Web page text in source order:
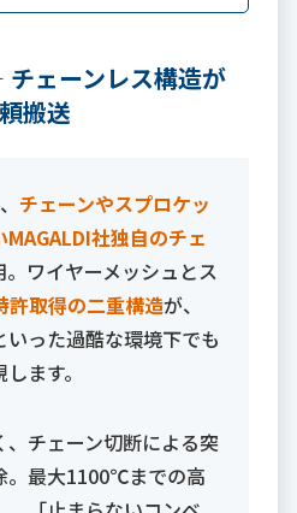
ェーンレス構造が
搬送
チェーンやスプロケッ
社独自のチェ
。ワイヤーメッシュとス
許取得の二重構造が、
った過酷な環境下でも
ます。
チェーン切断による突
。最大1100℃までの高